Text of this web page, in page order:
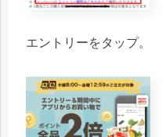
エントリーをタップ。